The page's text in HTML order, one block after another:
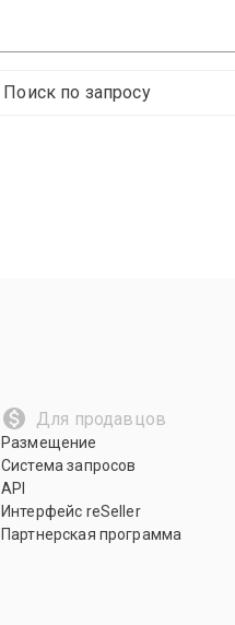
Поиск по запросу
Для продавцов
Размещение
Система запросов
API
Интерфейс reSeller
Партнерская программа